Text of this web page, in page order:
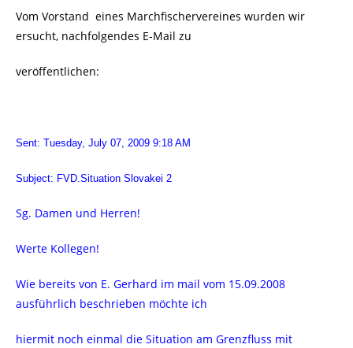
Vom Vorstand eines Marchfischervereines wurden wir
ersucht, nachfolgendes E-Mail zu
veröffentlichen:
Sent: Tuesday, July 07, 2009 9:18 AM
Subject: FVD.Situation Slovakei 2
Sg. Damen und Herren!
Werte Kollegen!
Wie bereits von E. Gerhard im mail vom 15.09.2008
ausführlich beschrieben möchte ich
hiermit noch einmal die Situation am Grenzfluss mit